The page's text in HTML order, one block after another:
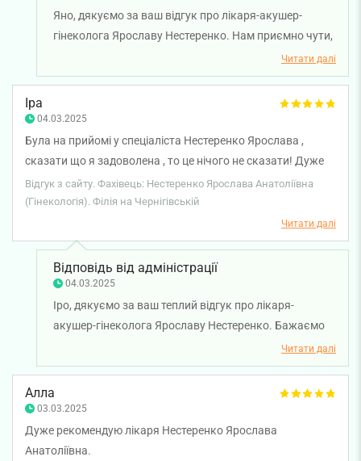
Яно, дякуємо за ваш відгук про лікаря-акушер-
гінеколога Ярославу Нестеренко. Нам приємно чути,
що ви задоволені лікуванням та обслуговуванням у
нашій клініці. Бажаємо вам міцного здоров'я!
Читати далі
Іра
04.03.2025
Була на прийомі у спеціаліста Нестеренко Ярослава ,
сказати що я задоволена , то це нічого не сказати! Дуже
ввічлива та позитивна. Професійно розповіла все, вийшла
після візиту із гарним настроєм та відповідями на всі свої
Відгук з сайту. Фахівець: Нестеренко Ярослава Анатоліївна
(Гінекологія). Філія на Чернігівській
Читати далі
Відповідь від адміністрації
04.03.2025
Іро, дякуємо за ваш теплий відгук про лікаря-
акушер-гінеколога Ярославу Нестеренко. Бажаємо
Читати далі
Алла
03.03.2025
Дуже рекомендую лікаря Нестеренко Ярослава
Анатоліївна.